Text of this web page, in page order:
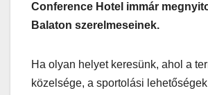
Conference Hotel immár
Balaton szerelmeseinek.
Ha olyan helyet keresünk, ahol a
közelsége, a sportolási